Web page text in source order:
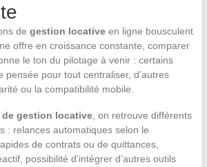
de gestion locativeen ligne bousculent
offre en croissance constante, comparer
le ton du pilotage à venir : certains
pensée pour tout centraliser, d’autres
ou la compatibilité mobile.
gestion locative, on retrouve différents
: relances automatiques selon le
de contrats ou de quittances,
possibilité d’intégrer d’autres outils